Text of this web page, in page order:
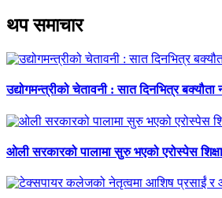
थप समाचार
उद्योगमन्त्रीको चेतावनी : सात दिनभित्र बक्यौता
ओली सरकारको पालामा सुरु भएको एरोस्पेस